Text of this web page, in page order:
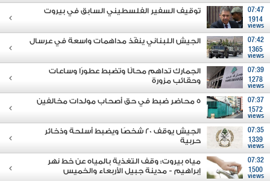
07:47
1914
views
توقيف السفير الفلسطيني السابق في بيروت
07:42
1365
views
الجيش اللبناني ينفّذ مداهمات واسعة في عرسال
07:39
1278
views
الجمارك تداهم محالًا وتضبط عطورًا وساعات
وحقائب مزورة
07:37
1572
views
5 محاضر ضبط في حق أصحاب مولدات مخالفين
07:35
1339
views
الجيش يوقف 20 شخصًا ويضبط أسلحة وذخائر
حربية
07:32
1500
views
مياه بيروت: وقف التغذية بالمياه عن خط نهر
إبراهيم - مدينة جبيل الأربعاء والخميس